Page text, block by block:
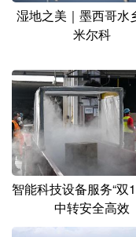
多语种频道
English
Русский язык
Deutsch
湿地之美｜墨西哥水
米尔科
智能科技设备服务“双
中转安全高效